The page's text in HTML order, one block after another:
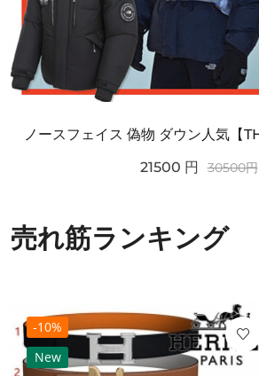
21500 円 30500円
売れ筋ランキング
-10%
New